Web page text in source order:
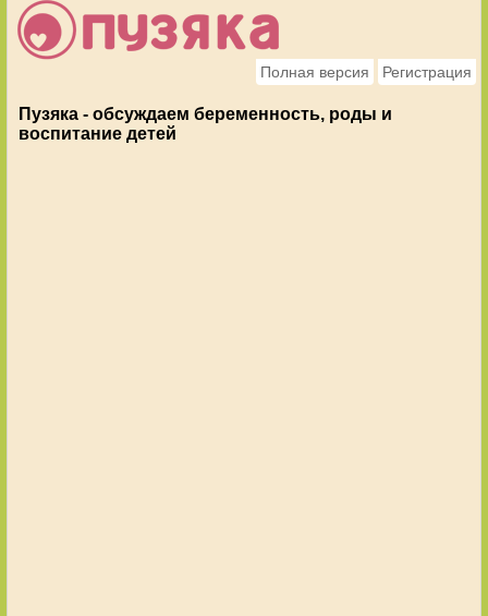
Полная версия Регистрация
Пузяка - обсуждаем беременность, роды и
воспитание детей